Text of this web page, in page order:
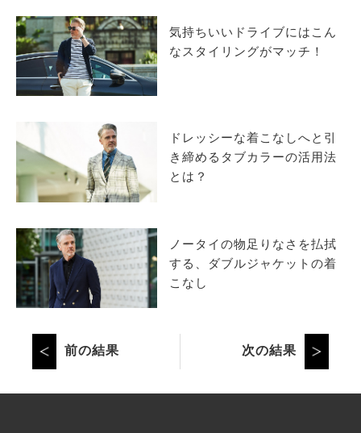
気持ちいいドライブにはこん
なスタイリングがマッチ！
ドレッシーな着こなしへと引
き締めるタブカラーの活用法
とは？
ノータイの物足りなさを払拭
する、ダブルジャケットの着
こなし
前の結果 次の結果